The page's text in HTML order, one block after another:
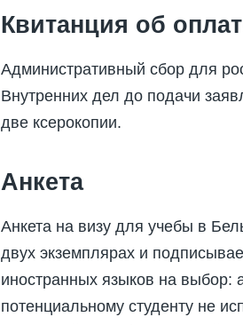
Квитанция об
Административный сбор для
Внутренних дел до подачи
две ксерокопии.
Анкета
Анкета на визу для учебы в
двух экземплярах и
иностранных языков на выбор:
потенциальному студенту не